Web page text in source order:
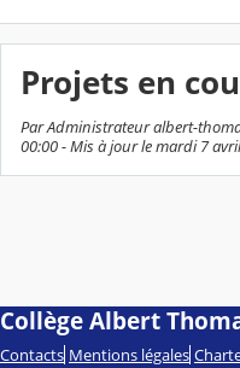
Projets en
Par Administrateur albert-
00:00 - Mis à jour le mardi 7
Collège Albert
Contacts Mentions légales